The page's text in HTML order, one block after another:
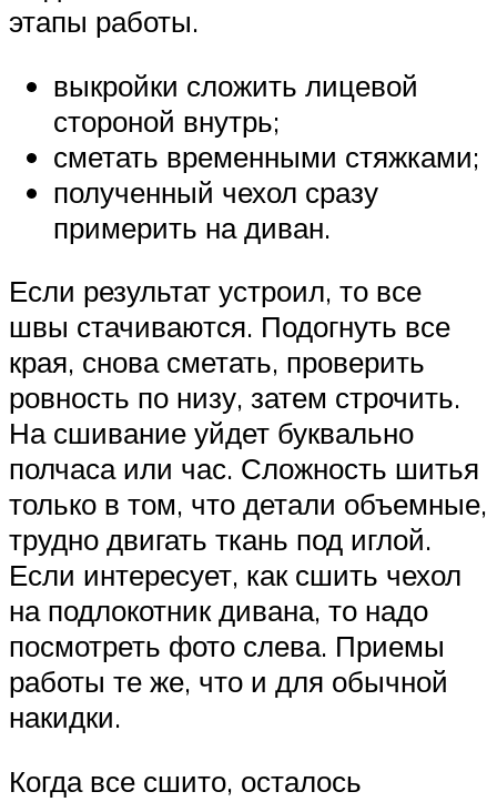
этапы работы.
выкройки сложить лицевой
стороной внутрь;
сметать временными стяжками;
полученный чехол сразу
примерить на диван.
Если результат устроил, то все
швы стачиваются. Подогнуть все
края, снова сметать, проверить
ровность по низу, затем строчить.
На сшивание уйдет буквально
полчаса или час. Сложность шитья
только в том, что детали объемные,
трудно двигать ткань под иглой.
Если интересует, как сшить чехол
на подлокотник дивана, то надо
посмотреть фото слева. Приемы
работы те же, что и для обычной
накидки.
Когда все сшито, осталось